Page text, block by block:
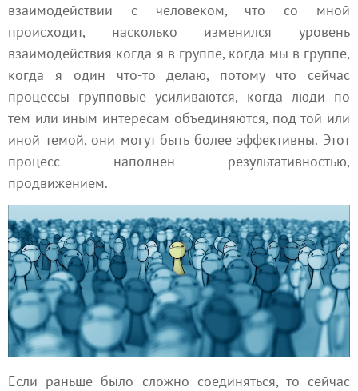
взаимодействии с человеком, что со мной
происходит, насколько изменился уровень
взаимодействия когда я в группе, когда мы в группе,
когда я один что-то делаю, потому что сейчас
процессы групповые усиливаются, когда люди по
тем или иным интересам объединяются, под той или
иной темой, они могут быть более эффективны. Этот
процесс наполнен результативностью,
продвижением.
Если раньше было сложно соединяться, то сейчас